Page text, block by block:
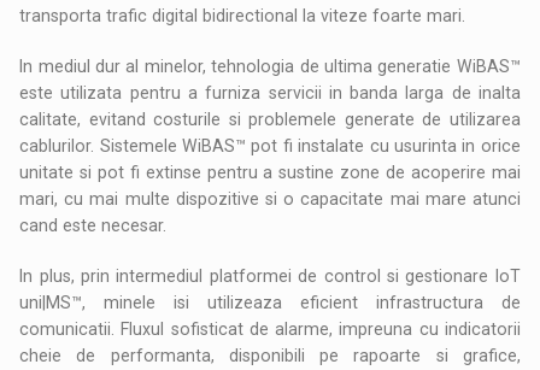
transporta trafic digital bidirectional la viteze foarte mari.
In mediul dur al minelor, tehnologia de ultima generatie WiBAS™
este utilizata pentru a furniza servicii in banda larga de inalta
calitate, evitand costurile si problemele generate de utilizarea
cablurilor. Sistemele WiBAS™ pot fi instalate cu usurinta in orice
unitate si pot fi extinse pentru a sustine zone de acoperire mai
mari, cu mai multe dispozitive si o capacitate mai mare atunci
cand este necesar.
In plus, prin intermediul platformei de control si gestionare IoT
uni|MS™, minele isi utilizeaza eficient infrastructura de
comunicatii. Fluxul sofisticat de alarme, impreuna cu indicatorii
cheie de performanta, disponibili pe rapoarte si grafice,